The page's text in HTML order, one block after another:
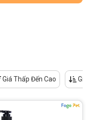
Giá Thấp Đến Cao Giá